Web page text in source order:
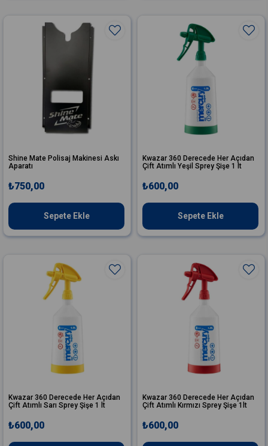
Shine Mate Polisaj Makinesi Askı
Aparatı
₺750,00
Sepete Ekle
Kwazar 360 Derecede Her Açıdan
Çift Atımlı Yeşil Sprey Şişe 1 lt
₺600,00
Sepete Ekle
Kwazar 360 Derecede Her Açıdan
Çift Atımlı Sarı Sprey Şişe 1 lt
₺600,00
Kwazar 360 Derecede Her Açıdan
Çift Atımlı Kırmızı Sprey Şişe 1lt
₺600,00